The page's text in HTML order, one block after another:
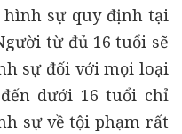
sự quy định tại
từ đủ 16 tuổi sẽ
sự đối với mọi loại
dưới 16 tuổi chỉ
sự về tội phạm rất